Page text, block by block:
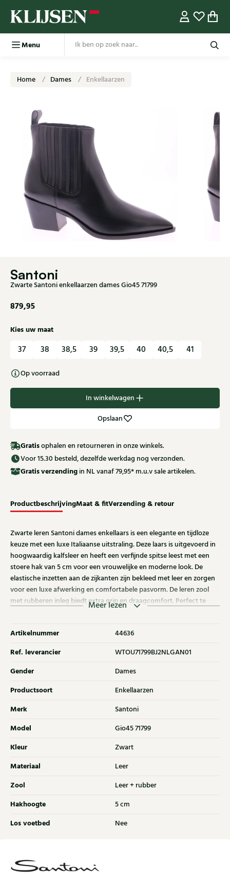
Menu
Home Dames Enkellaarzen
Santoni
Zwarte Santoni enkellaarzen dames Gio45 71799
879,95
Kies uw maat
37 38 38,5 39 39,5 40 40,5 41
Op voorraad
In winkelwagen
Opslaan
Gratisophalen en retourneren in onze winkels.
Voor 15.30 besteld, dezelfde werkdag nog verzonden.
Gratisverzending in NL vanaf 79,95* m.u.v sale artikelen.
ProductbeschrijvingMaat & fitVerzending & retour
Zwarte leren Santoni dames enkellaars is een elegante en tijdloze
keuze met een luxe Italiaanse uitstraling. Deze laars is uitgevoerd in
hoogwaardig kalfsleer en heeft een verfijnde spitse leest met een
stoere hak van 5 cm voor een vrouwelijke en moderne look. De
elastische inzetten aan de zijkanten zijn bekleed met leer en zorgen
voor een luxe afwerking en comfortabele pasvorm. De leren zool
met rubberen inleg biedt extra grip en draagcomfort. Perfect te
Meer lezen
Artikelnummer 44636
Ref. leverancier WTOU71799BJ2NLGAN01
Gender Dames
Productsoort Enkellaarzen
Merk Santoni
Model Gio45 71799
Kleur Zwart
Materiaal Leer
Zool Leer + rubber
Hakhoogte 5 cm
Los voetbed Nee